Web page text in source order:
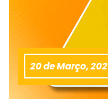
20 de Março,